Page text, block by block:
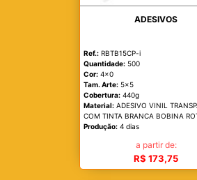
ADESIVOS
Ref.: RBTB15CP-i
Quantidade: 500
Cor: 4x0
Tam. Arte: 5x5
Cobertura: 440g
Material: ADESIVO VINIL
COM TINTA BRANCA BOBINA
Produção: 4 dias
a partir de:
R$ 173,75